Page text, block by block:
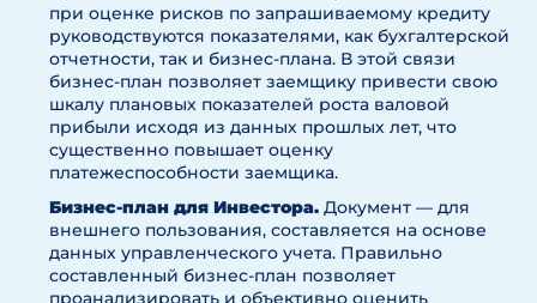
при оценке рисков по запрашиваемому кредиту
руководствуются показателями, как бухгалтерской
отчетности, так и бизнес-плана. В этой связи
бизнес-план позволяет заемщику привести свою
шкалу плановых показателей роста валовой
прибыли исходя из данных прошлых лет, что
существенно повышает оценку
платежеспособности заемщика.
Бизнес-план для Инвестора. Документ — для
внешнего пользования, составляется на основе
данных управленческого учета. Правильно
составленный бизнес-план позволяет
проанализировать и объективно оценить